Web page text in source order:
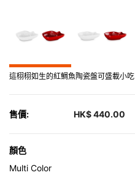
這栩栩如生的紅鯛魚陶瓷盤可盛載小
售價: HK$ 440.00
顏色
Multi Color